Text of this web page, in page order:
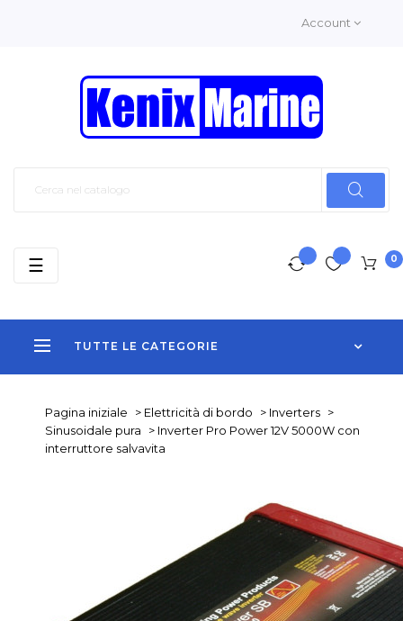
Account
0
TUTTE LE CATEGORIE
navigazione
☰
Pagina iniziale > Elettricità di bordo > Inverters >
Sinusoidale pura
> Inverter Pro Power 12V 5000W con
interruttore salvavita